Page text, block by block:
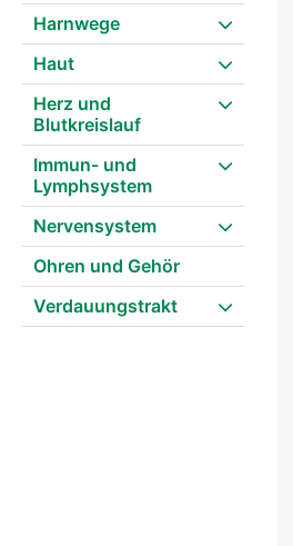
Harnwege
Haut
Herz und
Blutkreislauf
Immun- und
Lymphsystem
Nervensystem
Ohren und Gehör
Verdauungstrakt